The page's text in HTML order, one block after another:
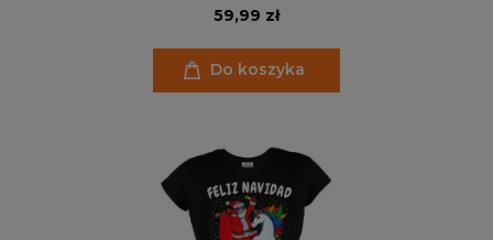
59,99 zł
Do koszyka